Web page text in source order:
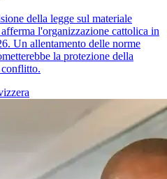
della legge sul materiale
l'organizzazione cattolica in
Un allentamento delle norme
la protezione della